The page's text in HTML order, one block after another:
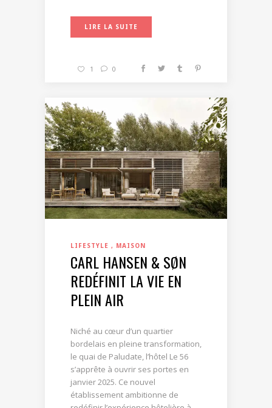
LIRE LA SUITE
1 0
LIFESTYLE MAISON
CARL HANSEN & SØN
REDÉFINIT LA VIE EN
PLEIN AIR
Niché au cœur d’un quartier
bordelais en pleine transformation,
le quai de Paludate, l’hôtel Le 56
s’apprête à ouvrir ses portes en
janvier 2025. Ce nouvel
établissement ambitionne de